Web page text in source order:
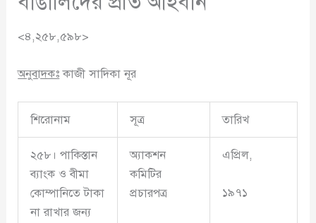
<৪,২৫৮,৫৯৮>
অনুবাদকঃকাজী সাদিকা নূর
শিরোনাম সূত্র তারিখ
২৫৮। পাকিস্তান
ব্যাংক ও বীমা
কোম্পানিতে টাকা
না রাখার জন্য
অ্যাকশন
কমিটির
প্রচারপত্র
এপ্রিল,
১৯৭১